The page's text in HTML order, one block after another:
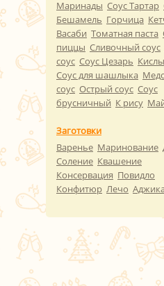
Маринады Соус Тартар
Бешамель Горчица
Васаби Томатная паста
пиццы Сливочный соус
соус Соус Цезарь
Соус для шашлыка
соус Острый соус Соус
брусничный К рису
Заготовки
Варенье Маринование
Соление Квашение
Консервация Повидло
Конфитюр Лечо